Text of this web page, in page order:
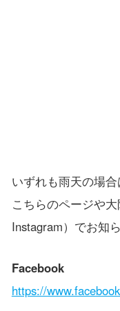
いずれも雨天の場
こちらのページや大
Instagram）でお知
Facebook
https://